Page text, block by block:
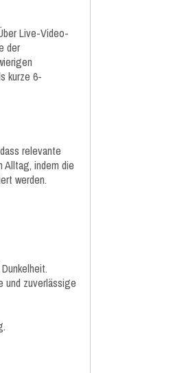
Live-Video-
der
kurze 6-
relevante
Alltag, indem die
werden.
und zuverlässige